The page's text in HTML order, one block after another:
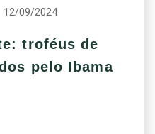
12/09/2024
troféus de
pelo Ibama